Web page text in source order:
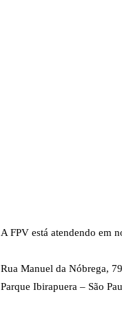
A FPV está atendendo em
Rua Manuel da Nóbrega,
Parque Ibirapuera – São